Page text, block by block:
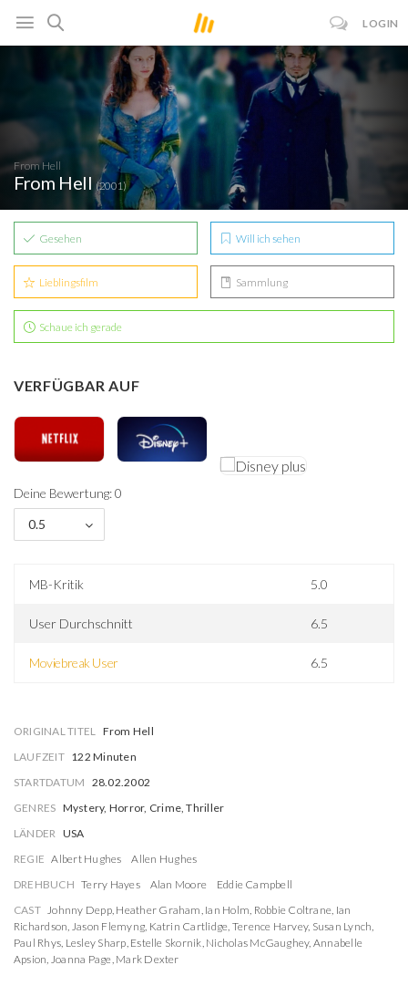
LOGIN
From Hell
From Hell (2001)
Gesehen Will ich sehen
Lieblingsfilm Sammlung
Schaue ich gerade
VERFÜGBAR AUF
Deine Bewertung: 0
0.5
MB-Kritik 5.0
User Durchschnitt 6.5
Moviebreak User 6.5
ORIGINAL TITEL From Hell
LAUFZEIT 122 Minuten
STARTDATUM 28.02.2002
GENRES Mystery, Horror, Crime, Thriller
LÄNDER USA
REGIE Albert Hughes
Allen Hughes
DREHBUCH Terry Hayes Alan Moore
Eddie Campbell
CAST Johnny Depp, Heather Graham, Ian Holm, Robbie Coltrane, Ian
Richardson, Jason Flemyng, Katrin Cartlidge, Terence Harvey, Susan Lynch,
Paul Rhys, Lesley Sharp, Estelle Skornik, Nicholas McGaughey, Annabelle
Apsion, Joanna Page, Mark Dexter